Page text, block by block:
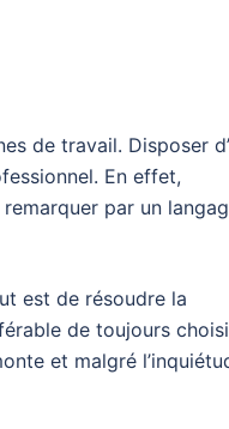
de travail. Disposer
En effet,
remarquer par un
est de résoudre la
de toujours
et malgré